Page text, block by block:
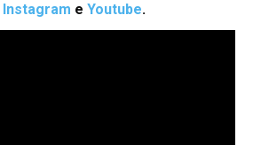
Instagram e Youtube.